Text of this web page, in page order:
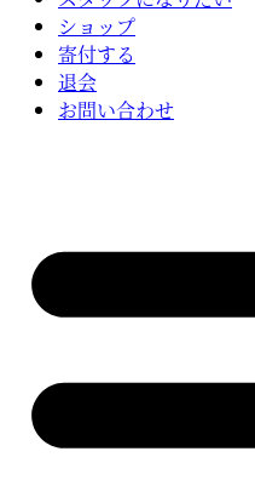
ショップ
寄付する
退会
お問い合わせ